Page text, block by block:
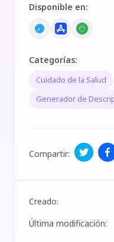
Disponible en:
Categorías:
Cuidado de la Salud
Generador de
Compartir:
Creado:
Última modificación: